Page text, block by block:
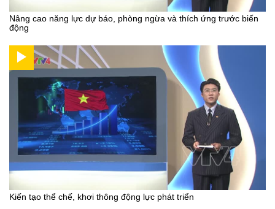
Nâng cao năng lực dự báo, phòng ngừa và thích ứng trước biến
động
Kiến tạo thể chế, khơi thông động lực phát triển